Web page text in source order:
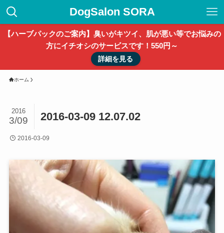
DogSalon SORA
【ハーブパックのご案内】臭いがキツイ、肌が悪い等でお悩みの
方にイチオシのサービスです！550円～
詳細を見る
ホーム
2016-03-09 12.07.02
2016
3/09
2016-03-09